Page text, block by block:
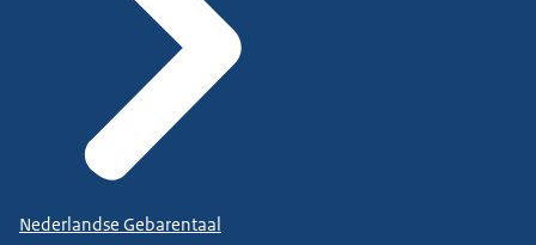
Nederlandse Gebarentaal